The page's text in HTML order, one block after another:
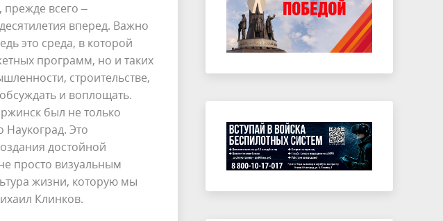
всего –
вперед. Важно
это среда, в которой
программ, но и таких
строительстве,
и воплощать.
был не только
Наукоград. Это
достойной
просто визуальным
жизни, которую мы
Клинков.